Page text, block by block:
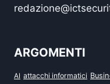
ARGOMENTI
AI attacchi informatici